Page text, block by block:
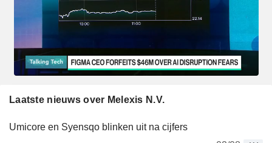
Laatste nieuws over Melexis N.V.
Umicore en Syensqo blinken uit na cijfers